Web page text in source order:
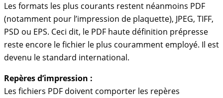
Les formats les plus courants restent néanmoins PDF
(notamment pour l’impression de plaquette), JPEG, TIFF,
PSD ou EPS. Ceci dit, le PDF haute définition prépresse
reste encore le fichier le plus couramment employé. Il est
devenu le standard international.
Repères d’impression :
Les fichiers PDF doivent comporter les repères